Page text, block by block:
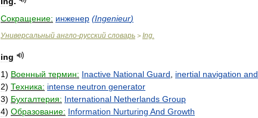
Сокращение: инженер (Ingenieur)
Универсальный англо-русский словарь > Ing.
ing
1) Военный термин: Inactive National Guard inertial navigation and
2) Техника: intense neutron generator
3) Бухгалтерия: International Netherlands Group
4) Образование: Information Nurturing And Growth